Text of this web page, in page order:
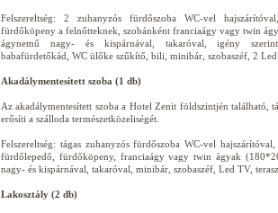
Felszereltség: 2 zuhanyzós fürdőszoba WC-vel
fürdőköpeny a felnőtteknek, szobánként franciaágy vagy twin
ágynemű nagy- és kispárnával, takaróval, igény szerint
babafürdetőkád, WC ülőke szűkítő, bili, minibár, szobaszéf, 2
Akadálymentesített szoba (1 db)
Az akadálymentesített szoba a Hotel Zenit földszintjén található,
erősíti a szálloda természetközeliségét.
Felszereltség: tágas zuhanyzós fürdőszoba WC-vel
fürdőlepedő, fürdőköpeny, franciaágy vagy twin ágyak
nagy- és kispárnával, takaróval, minibár, szobaszéf, Led TV, terasz.
Lakosztály (2 db)